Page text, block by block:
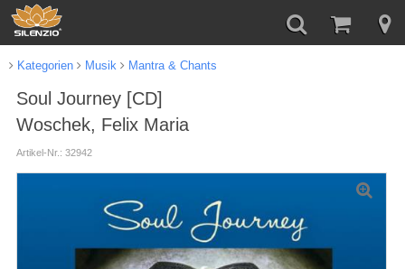
Kategorien Musik Mantra & Chants
Soul Journey [CD]
Woschek, Felix Maria
Artikel-Nr.: 32942